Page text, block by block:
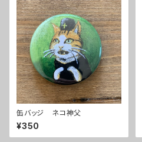
缶バッジ ネコ神父
¥350